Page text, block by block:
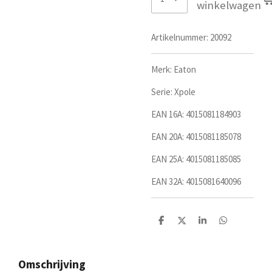
winkelwagen
Artikelnummer: 20092
Merk: Eaton
Serie: Xpole
EAN 16A: 4015081184903
EAN 20A: 4015081185078
EAN 25A: 4015081185085
EAN 32A: 4015081640096
D
D
S
D
Omschrijving